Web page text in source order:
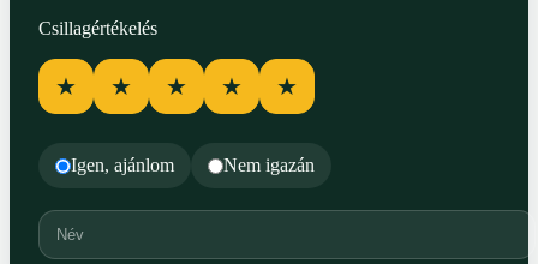
Csillagértékelés
★ ★ ★ ★ ★
Igen, ajánlom Nem igazán